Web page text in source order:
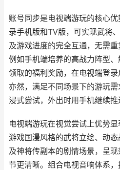
账号同步是电视端游玩的核心
录手机版和TV版，可实现武将
及游戏进度的完全互通，无需重
例如手机端培养的高战力阵型、
领取的福利奖励，在电视端登
亦然，满足不同场景下的游玩
浸式尝试，外出时用手机继续推
电视端游玩在视觉尝试上优势显
游戏国漫风格的武将立绘、动
及神将传副本的剧情场景，呈
节更清晰。组合电视音响体系